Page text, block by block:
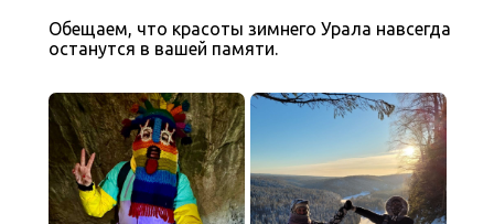
Обещаем, что красоты зимнего Урала навсегда
останутся в вашей памяти.